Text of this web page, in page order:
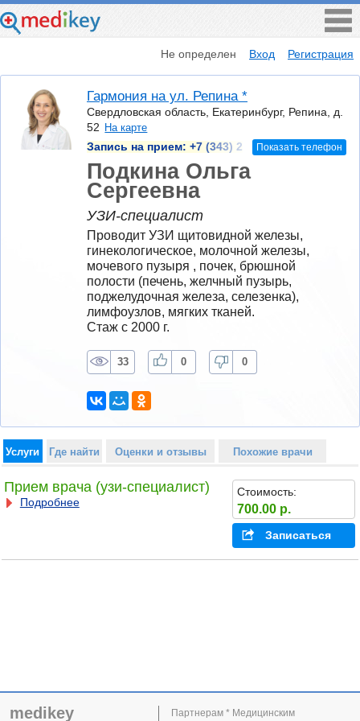
Не определен Вход Регистрация
Гармония на ул. Репина *
Свердловская область, Екатеринбург, Репина, д.
52 На карте
Запись на прием: +7 (343) 2 Показать телефон
Подкина Ольга
Сергеевна
УЗИ-специалист
Проводит УЗИ щитовидной железы,
гинекологическое, молочной железы,
мочевого пузыря , почек, брюшной
полости (печень, желчный пузырь,
поджелудочная железа, селезенка),
лимфоузлов, мягких тканей.
Стаж с 2000 г.
33 0 0
Услуги Где найти Оценки и отзывы Похожие врачи
Прием врача (узи-специалист)
Подробнее
Стоимость:
700.00 р.
Записаться
medikey
Партнерам * Медицинским